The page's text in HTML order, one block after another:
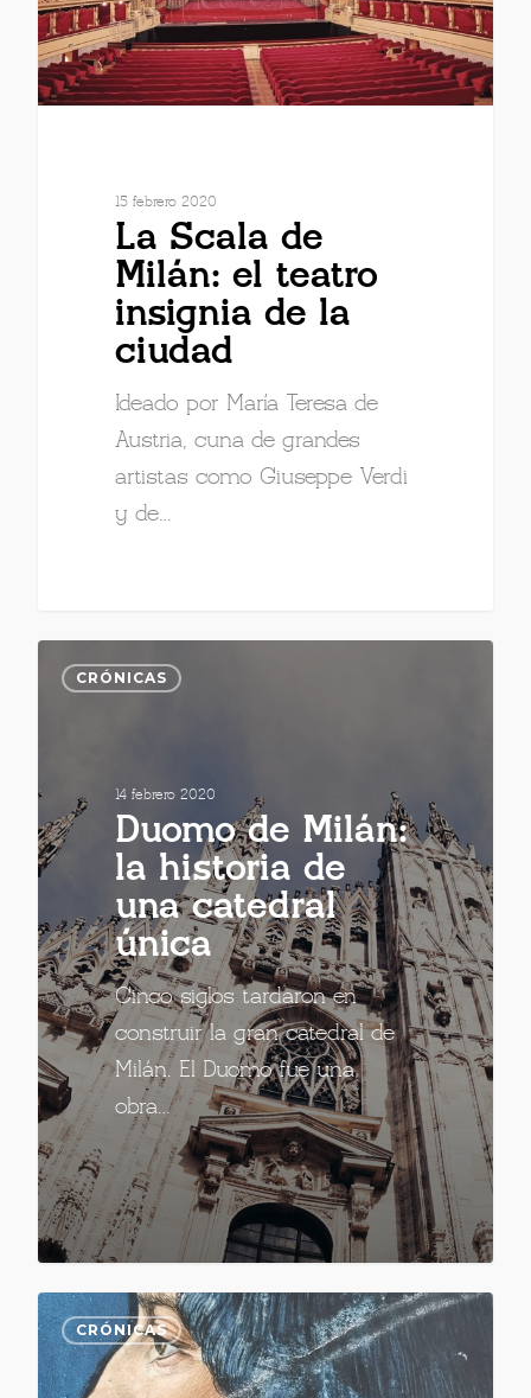
15 febrero 2020
La Scala de
Milán: el teatro
insignia de la
ciudad
Ideado por María Teresa de
Austria, cuna de grandes
artistas como Giuseppe Verdi
y de…
CRÓNICAS
14 febrero 2020
Duomo de Milán:
la historia de
una catedral
única
Cinco siglos tardaron en
construir la gran catedral de
Milán. El Duomo fue una
obra…
CRÓNICAS